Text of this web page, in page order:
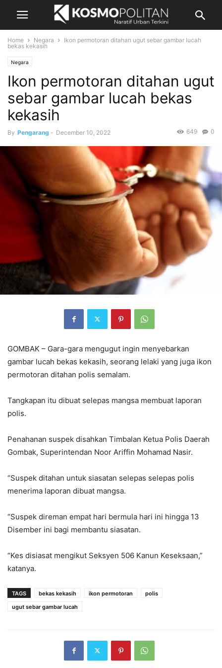
Home Negara
Ikon permotoran ditahan ugut sebar gambar lucah
bekas kekasih
Negara
Ikon permotoran ditahan ugut
sebar gambar lucah bekas
kekasih
By Pengarang - December 10, 2022 0
649
GOMBAK – Gara-gara mengugut ingin menyebarkan
gambar lucah bekas kekasih, seorang lelaki yang juga ikon
permotoran ditahan polis semalam.
Tangkapan itu dibuat selepas mangsa membuat laporan
polis.
Penahanan suspek disahkan Timbalan Ketua Polis Daerah
Gombak, Superintendan Noor Ariffin Mohamad Nasir.
“Suspek ditahan untuk siasatan selepas selepas polis
menerima laporan dibuat mangsa.
“Suspek direman empat hari bermula hari ini hingga 13
Disember ini bagi membantu siasatan.
“Kes disiasat mengikut Seksyen 506 Kanun Keseksaan,”
katanya.
TAGS bekas kekasih ikon permotoran
polis
ugut sebar gambar lucah